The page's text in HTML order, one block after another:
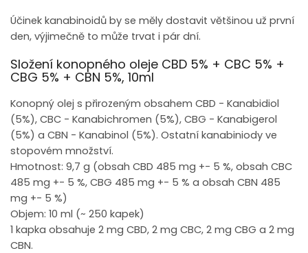
Účinek kanabinoidů by se měly dostavit většinou už první
den, výjimečně to může trvat i pár dní.
Složení konopného oleje CBD 5% + CBC 5% +
CBG 5% + CBN 5%, 10ml
Konopný olej s přirozeným obsahem CBD - Kanabidiol
(5%), CBC - Kanabichromen (5%), CBG - Kanabigerol
(5%) a CBN - Kanabinol (5%). Ostatní kanabiniody ve
stopovém množství.
Hmotnost: 9,7 g (obsah CBD 485 mg +- 5 %, obsah CBC
485 mg +- 5 %, CBG 485 mg +- 5 % a obsah CBN 485
mg +- 5 %)
Objem: 10 ml (~ 250 kapek)
1 kapka obsahuje 2 mg CBD, 2 mg CBC, 2 mg CBG a 2 mg
CBN.